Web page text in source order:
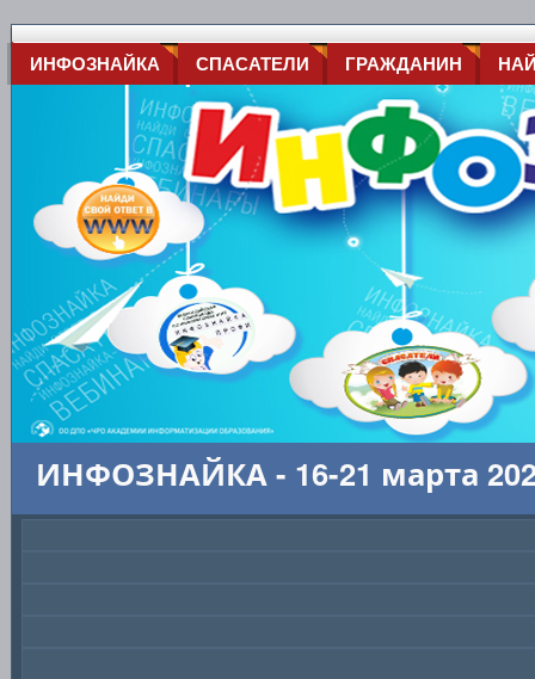
ИНФОЗНАЙКА СПАСАТЕЛИ ГРАЖДАНИН
ИНФОЗНАЙКА - 16-21 марта